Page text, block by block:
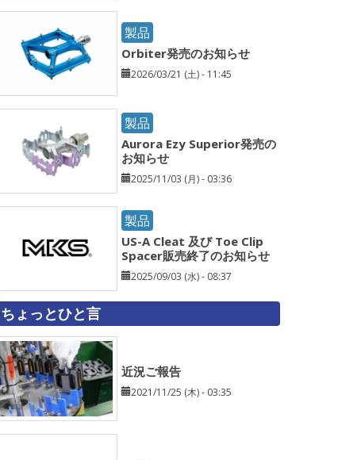
製品
Orbiter発売のお知らせ
2026/03/21 (土) - 11:45
製品
Aurora Ezy Superior発売の
お知らせ
2025/11/03 (月) - 03:36
製品
US-A Cleat 及び Toe Clip
Spacer販売終了のお知らせ
2025/09/03 (水) - 08:37
ちょっとひと言
近況ご報告
2021/11/25 (木) - 03:35